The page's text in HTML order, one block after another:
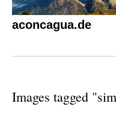
aconcagua.de
Images tagged